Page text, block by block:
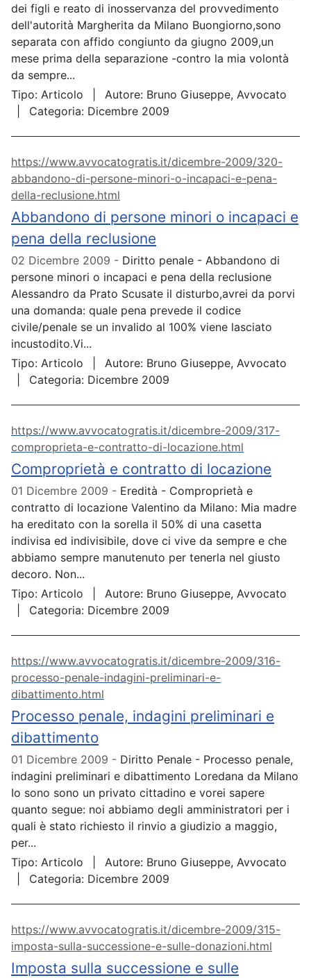
dei figli e reato di inosservanza del provvedimento
dell'autorità Margherita da Milano Buongiorno,sono
separata con affido congiunto da giugno 2009,un
mese prima della separazione -contro la mia volontà
da sempre...
Tipo: Articolo Autore: Bruno Giuseppe, Avvocato
Categoria: Dicembre 2009
Abbandono di persone minori o incapaci e
pena della reclusione
https://www.avvocatogratis.it/dicembre-2009/320-
abbandono-di-persone-minori-o-incapaci-e-pena-
della-reclusione.html
02 Dicembre 2009
Diritto penale - Abbandono di
persone minori o incapaci e pena della reclusione
Alessandro da Prato Scusate il disturbo,avrei da porvi
una domanda: quale pena prevede il codice
civile/penale se un invalido al 100% viene lasciato
incustodito.Vi...
Tipo: Articolo Autore: Bruno Giuseppe, Avvocato
Categoria: Dicembre 2009
Comproprietà e contratto di locazione
https://www.avvocatogratis.it/dicembre-2009/317-
comproprieta-e-contratto-di-locazione.html
01 Dicembre 2009
Eredità - Comproprietà e
contratto di locazione Valentino da Milano: Mia madre
ha ereditato con la sorella il 50% di una casetta
indivisa ed indivisibile, dove ci vive da sempre e che
abbiamo sempre manutenuto per tenerla nel giusto
decoro. Non...
Tipo: Articolo Autore: Bruno Giuseppe, Avvocato
Categoria: Dicembre 2009
Processo penale, indagini preliminari e
dibattimento
https://www.avvocatogratis.it/dicembre-2009/316-
processo-penale-indagini-preliminari-e-
dibattimento.html
01 Dicembre 2009
Diritto Penale - Processo penale,
indagini preliminari e dibattimento Loredana da Milano
Io sono sono un privato cittadino e vorei sapere
quanto segue: noi abbiamo degli amministratori per i
quali è stato richiesto il rinvio a giudizio a maggio,
per...
Tipo: Articolo Autore: Bruno Giuseppe, Avvocato
Categoria: Dicembre 2009
Imposta sulla successione e sulle
https://www.avvocatogratis.it/dicembre-2009/315-
imposta-sulla-successione-e-sulle-donazioni.html